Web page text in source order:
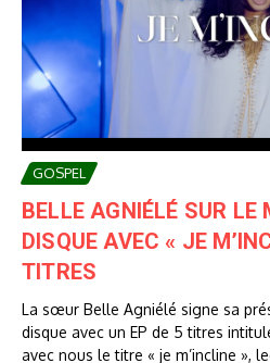
GOSPEL
BELLE AGNIÉLÉ SUR LE
DISQUE AVEC « JE
TITRES
La sœur Belle Agniélé signe sa
disque avec un EP de 5 titres
avec nous le titre « je m’incline »,